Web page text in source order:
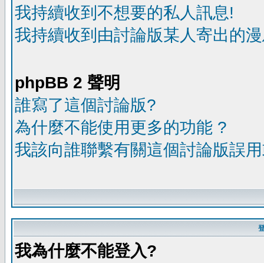
我持續收到不想要的私人訊息!
我持續收到由討論版某人寄出的
phpBB 2 聲明
誰寫了這個討論版?
為什麼不能使用更多的功能 ?
我該向誰聯繫有關這個討論版誤
我為什麼不能登入?